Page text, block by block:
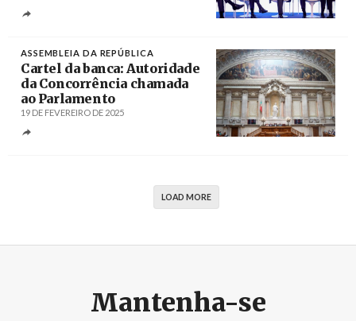
ASSEMBLEIA DA REPÚBLICA
Cartel da banca: Autoridade
da Concorrência chamada
ao Parlamento
19 DE FEVEREIRO DE 2025
LOAD MORE
Mantenha-se